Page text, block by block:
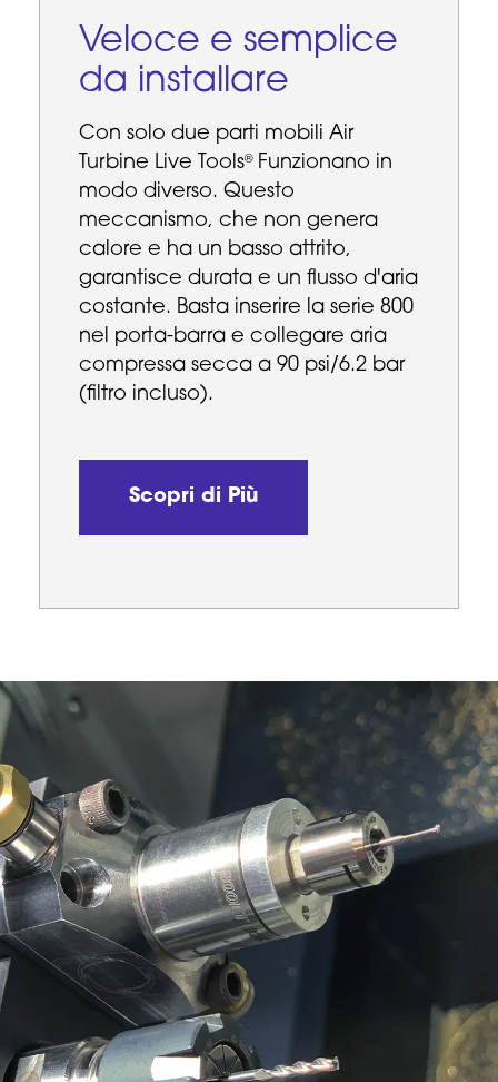
Veloce e semplice
da installare
Con solo due parti mobili Air
Turbine Live Tools®Funzionano in
modo diverso. Questo
meccanismo, che non genera
calore e ha un basso attrito,
garantisce durata e un flusso d'aria
costante. Basta inserire la serie 800
nel porta-barra e collegare aria
compressa secca a 90 psi/6.2 bar
(filtro incluso).
Scopri di Più